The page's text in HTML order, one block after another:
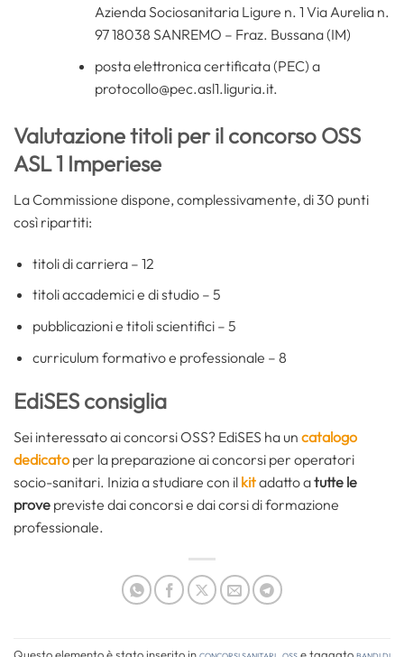
Azienda Sociosanitaria Ligure n. 1 Via Aurelia n.
97 18038 SANREMO – Fraz. Bussana (IM)
posta elettronica certificata (PEC) a
protocollo@pec.asl1.liguria.it.
Valutazione titoli per il concorso OSS
ASL 1 Imperiese
La Commissione dispone, complessivamente, di 30 punti
così ripartiti:
titoli di carriera – 12
titoli accademici e di studio – 5
pubblicazioni e titoli scientifici – 5
curriculum formativo e professionale – 8
EdiSES consiglia
Sei interessato ai concorsi OSS? EdiSES ha un catalogo
dedicato per la preparazione ai concorsi per operatori
socio-sanitari. Inizia a studiare con il kitadatto atutte le
prove previste dai concorsi e dai corsi di formazione
professionale.
Questo elemento è stato inserito inConcorsi Sanitari, OSSe taggatobandi di